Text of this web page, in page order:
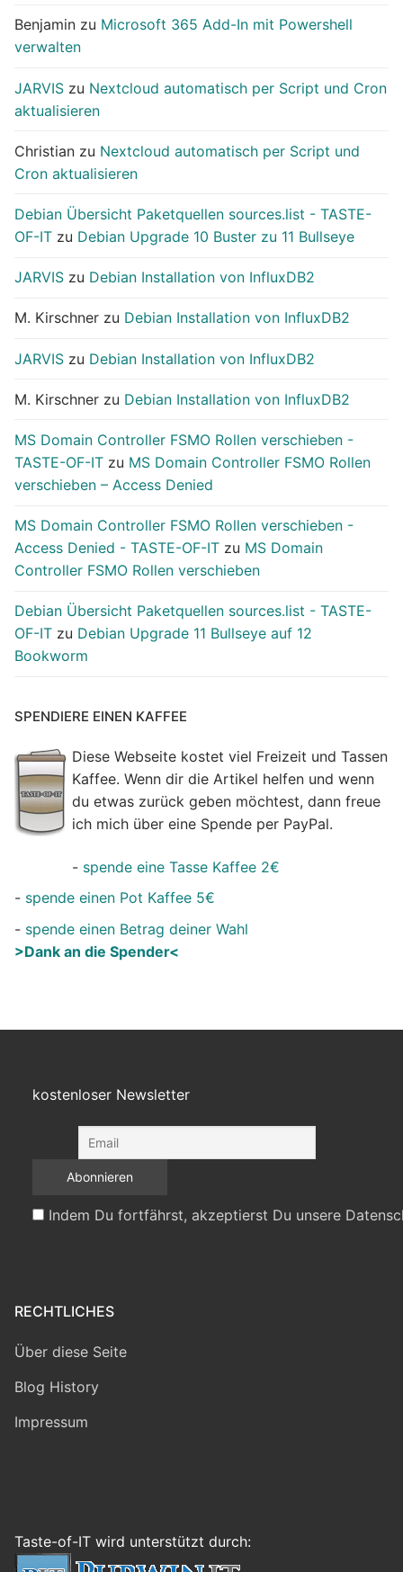
Benjamin zu Microsoft 365 Add-In mit Powershell
verwalten
JARVIS zu Nextcloud automatisch per Script und Cron
aktualisieren
Christian zu Nextcloud automatisch per Script und
Cron aktualisieren
Debian Übersicht Paketquellen sources.list - TASTE-
OF-IT zu Debian Upgrade 10 Buster zu 11 Bullseye
JARVIS zu Debian Installation von InfluxDB2
M. Kirschner zu Debian Installation von InfluxDB2
JARVIS zu Debian Installation von InfluxDB2
M. Kirschner zu Debian Installation von InfluxDB2
MS Domain Controller FSMO Rollen verschieben -
TASTE-OF-IT zu MS Domain Controller FSMO Rollen
verschieben – Access Denied
MS Domain Controller FSMO Rollen verschieben -
Access Denied - TASTE-OF-IT zu MS Domain
Controller FSMO Rollen verschieben
Debian Übersicht Paketquellen sources.list - TASTE-
OF-IT zu Debian Upgrade 11 Bullseye auf 12
Bookworm
SPENDIERE EINEN KAFFEE
Diese Webseite kostet viel Freizeit und Tassen
Kaffee. Wenn dir die Artikel helfen und wenn
du etwas zurück geben möchtest, dann freue
ich mich über eine Spende per PayPal.
- spende eine Tasse Kaffee 2€
- spende einen Pot Kaffee 5€
- spende einen Betrag deiner Wahl
>Dank an die Spender<
kostenloser Newsletter
Indem Du fortfährst, akzeptierst Du unsere
RECHTLICHES
Über diese Seite
Blog History
Impressum
Taste-of-IT wird unterstützt durch: